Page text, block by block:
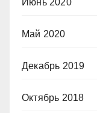
Май 2020
Декабрь 2019
Октябрь 2018